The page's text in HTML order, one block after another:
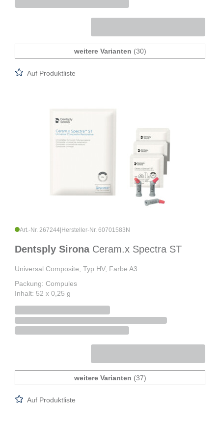
weitere Varianten (30)
Auf Produktliste
Art.-Nr. 267244 Hersteller-Nr. 60701583N
Dentsply Sirona Ceram.x Spectra ST
Universal Composite, Typ HV, Farbe A3
Packung: Compules
Inhalt: 52 x 0,25 g
weitere Varianten (37)
Auf Produktliste